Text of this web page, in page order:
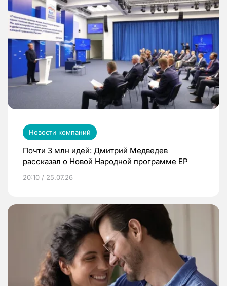
Новости компаний
Почти 3 млн идей: Дмитрий Медведев
рассказал о Новой Народной программе ЕР
20:10 / 25.07.26